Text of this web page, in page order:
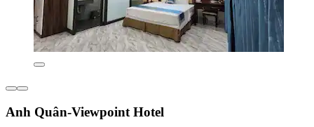
Anh Quân-Viewpoint Hotel